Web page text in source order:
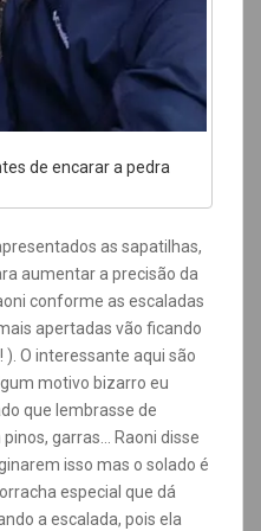
de encarar a pedra
as sapatilhas,
aumentar a precisão da
conforme as escaladas
apertadas vão ficando
O interessante aqui são
motivo bizarro eu
que lembrasse de
garras… Raoni disse
isso mas o solado é
especial que dá
a escalada, pois ela